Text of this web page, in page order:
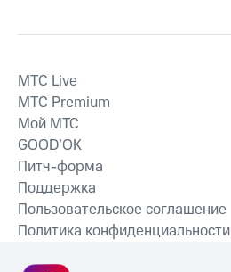
MTС Live
MTС Premium
Мой МТС
GOOD’OK
Питч-форма
Поддержка
Пользовательское соглашение
Политика конфиденциальности